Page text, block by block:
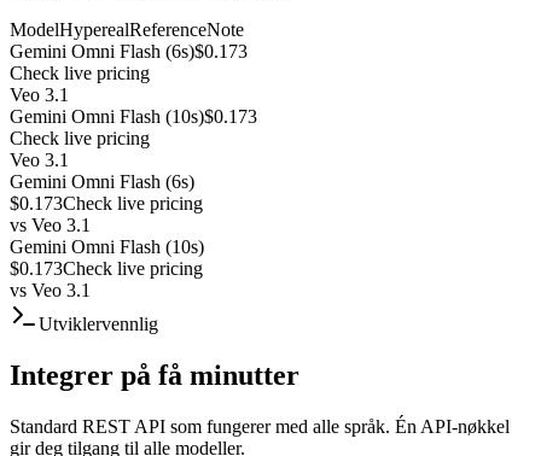
ModelHyperealReferenceNote
Gemini Omni Flash (6s)$0.173
Check live pricing
Veo 3.1
Gemini Omni Flash (10s)$0.173
Check live pricing
Veo 3.1
Gemini Omni Flash (6s)
$0.173Check live pricing
vs Veo 3.1
Gemini Omni Flash (10s)
$0.173Check live pricing
vs Veo 3.1
Utviklervennlig
Integrer på få minutter
Standard REST API som fungerer med alle språk. Én API-nøkkel
gir deg tilgang til alle modeller.